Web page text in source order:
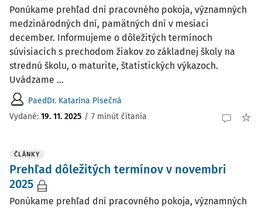
Ponúkame prehľad dní pracovného pokoja, významných
medzinárodných dní, pamätných dní v mesiaci
december. Informujeme o dôležitých termínoch
súvisiacich s prechodom žiakov zo základnej školy na
strednú školu, o maturite, štatistických výkazoch.
Uvádzame ...
PaedDr. Katarína Písečná
Vydané: 19. 11. 2025 / 7 minút čítania
ČLÁNKY
Prehľad dôležitých termínov v novembri
2025
Ponúkame prehľad dní pracovného pokoja, významných